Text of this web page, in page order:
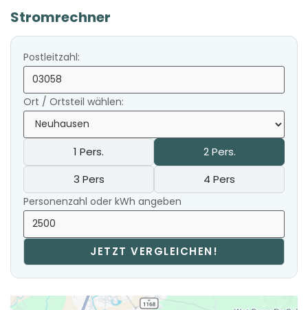
Stromrechner
Postleitzahl:
Ort / Ortsteil wählen:
1 Pers.
2 Pers.
3 Pers
4 Pers
Personenzahl oder kWh angeben
JETZT VERGLEICHEN!